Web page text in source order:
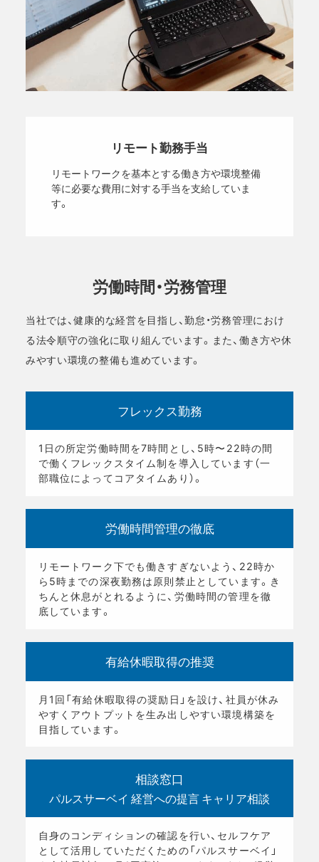
リモート勤務手当
リモートワークを基本とする働き方や環境整備
等に必要な費用に対する手当を支給していま
す。
労働時間・労務管理
当社では、健康的な経営を目指し、勤怠・労務管理におけ
る法令順守の強化に取り組んでいます。また、働き方や休
みやすい環境の整備も進めています。
フレックス勤務
1日の所定労働時間を7時間とし、5時〜22時の間
で働くフレックスタイム制を導入しています（一
部職位によってコアタイムあり）。
労働時間管理の徹底
リモートワーク下でも働きすぎないよう、22時か
ら5時までの深夜勤務は原則禁止としています。き
ちんと休息がとれるように、労働時間の管理を徹
底しています。
有給休暇取得の推奨
月1回「有給休暇取得の奨励日」を設け、社員が休み
やすくアウトプットを生み出しやすい環境構築を
目指しています。
相談窓口
パルスサーベイ 経営への提言キャリア相談
自身のコンディションの確認を行い、セルフケア
として活用していただくための「パルスサーベイ」